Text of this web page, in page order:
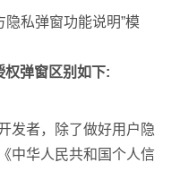
私弹窗功能说明”模
权弹窗区别如下:
发者，除了做好用户隐
中华人民共和国个人信